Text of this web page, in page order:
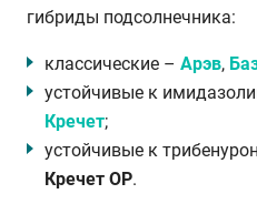
гибриды подсолнечника:
классические – Арэв,
устойчивые к
Кречет;
устойчивые к
Кречет ОР.